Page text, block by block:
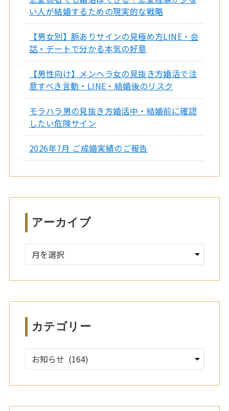
い人が結婚するための現実的な戦略
【男女別】脈ありサインの見極め方LINE・会
話・デートで分かる本気の好意
【男性向け】メンヘラ女の見抜き方婚活で注
意すべき言動・LINE・結婚後のリスク
モラハラ男の見抜き方婚活中・結婚前に確認
したい危険サイン
2026年7月 ご成婚実績のご報告
アーカイブ
ー
ブ
カテゴリー